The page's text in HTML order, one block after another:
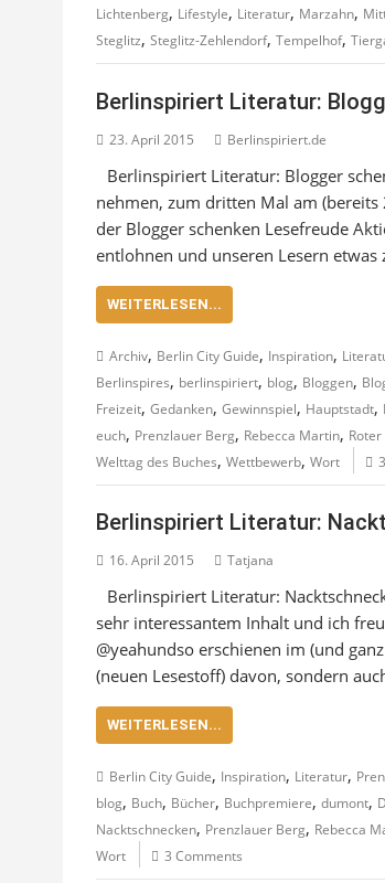
Lichtenberg, Lifestyle, Literatur, Marzahn,
Steglitz, Steglitz-Zehlendorf, Tempelhof,
Berlinspiriert Literatur:
23. April 2015 Berlinspiriert.de
Berlinspiriert Literatur: Blogger
nehmen, zum dritten Mal am
der Blogger schenken Lesefreude
entlohnen und unseren Lesern etwas
WEITERLESEN...
Archiv, Berlin City Guide, Inspiration,
Berlinspires, berlinspiriert, blog, Bloggen,
Freizeit, Gedanken, Gewinnspiel, Hauptstadt,
euch, Prenzlauer Berg, Rebecca Martin,
Welttag des Buches, Wettbewerb, Wort
Berlinspiriert Literatur:
16. April 2015 Tatjana
Berlinspiriert Literatur:
sehr interessantem Inhalt und ich
@yeahundso erschienen im (und
(neuen Lesestoff) davon, sondern
WEITERLESEN...
Berlin City Guide, Inspiration, Literatur,
blog, Buch, Bücher, Buchpremiere, dumont,
Nacktschnecken, Prenzlauer Berg, Rebecca
Wort 3 Comments